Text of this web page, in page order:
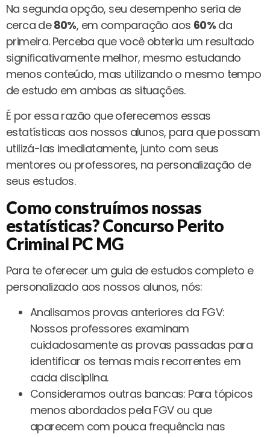
Na segunda opção, seu desempenho seria de
cerca de80%, em comparação aos 60% da
primeira. Perceba que você obteria um resultado
significativamente melhor, mesmo estudando
menos conteúdo, mas utilizando o mesmo tempo
de estudo em ambas as situações.
É por essa razão que oferecemos essas
estatísticas aos nossos alunos, para que possam
utilizá-las imediatamente, junto com seus
mentores ou professores, na personalização de
seus estudos.
Como construímos nossas
estatísticas?Concurso Perito
Criminal PC MG
Para te oferecer um guia de estudos completo e
personalizado aos nossos alunos, nós:
Analisamos provas anteriores da FGV:
Nossos professores examinam
cuidadosamente as provas passadas para
identificar os temas mais recorrentes em
cada disciplina.
Consideramos outras bancas: Para tópicos
menos abordados pela FGV ou que
aparecem com pouca frequência nas